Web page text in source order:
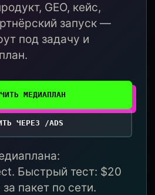
GEO, кейс,
запуск —
под задачу и
МЕДИАПЛАН
ЧЕРЕЗ /ADS
Быстрый тест: $20
пакет по сети.